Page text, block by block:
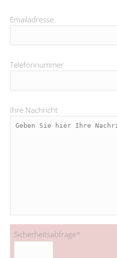
Emailadresse
Telefonnummer
Ihre Nachricht
Sicherheitsabfrage*